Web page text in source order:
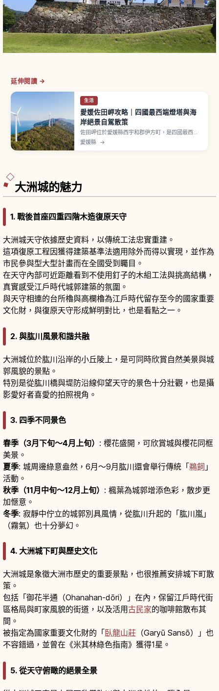
延伸閱讀 →
生活
愛媛佐田岬攻略｜四國最西端燈塔與海
岸絕景自駕散策
佐田岬位於愛媛縣西宇和郡伊方町，是四國最西
端，半島全長約40〜50公里、是日本屈指可數的
細長半島。岬尖端設有燈塔，可眺望豐予海峽與九
愛媛縣 →
大洲城的魅力
1. 戰後首座四重四階木造復原天守
大洲城天守依據歷史資料，以傳統工法忠實重建。
這項復原工程因獲得建築基準法適用除外而得以實現，並作為
市民參與型大型計畫而在全國受到矚目。
在天守內部可近距離看到不使用釘子的木組工法與挑高結構，
真實感受江戶時代城郭建築的氛圍。
與天守相連的台所櫓與高欄櫓為江戶時代留存至今的國家重要
文化財，與復原天守形成鮮明對比，也是看點之一。
2. 與肱川風景和諧共融
大洲城位於肱川沿岸的小丘陵上，是可同時欣賞自然美景與城
郭風貌的景點。
特別是從肱川橋與堤防沿線仰望天守的景色十分壯觀，也是攝
影愛好者喜愛的拍照視角。
3. 四季不同景色
春季（3月下旬〜4月上旬） : 櫻花盛開，可欣賞城與櫻花同框
美景。
夏季: 城周邊綠意盎然，6月〜9月肱川還會舉行傳統「鵜飼 」
活動。
秋季（11月中旬〜12月上旬） : 楓葉為城郭增添色彩，散步更
加愜意。
冬季: 寂靜中佇立的城郭別具風情，從肱川升起的「肱川嵐」
（霧氣）也十分夢幻。
4. 大洲城下町與歷史文化
大洲城是象徵大洲市歷史的重要景點，也很推薦安排城下町散
策。
包括「御花半通（Ohanahan-dōri）」在內，保留江戶時代街
區格局與町家風貌的街道，以及活用古民家的咖啡館散布其
間。
被指定為國家重要文化財的「臥龍山莊 （Garyū Sansō）」也
不容錯過，並曾在《米其林綠色指南》獲得1星。
5. 從天守俯瞰的絕景全景